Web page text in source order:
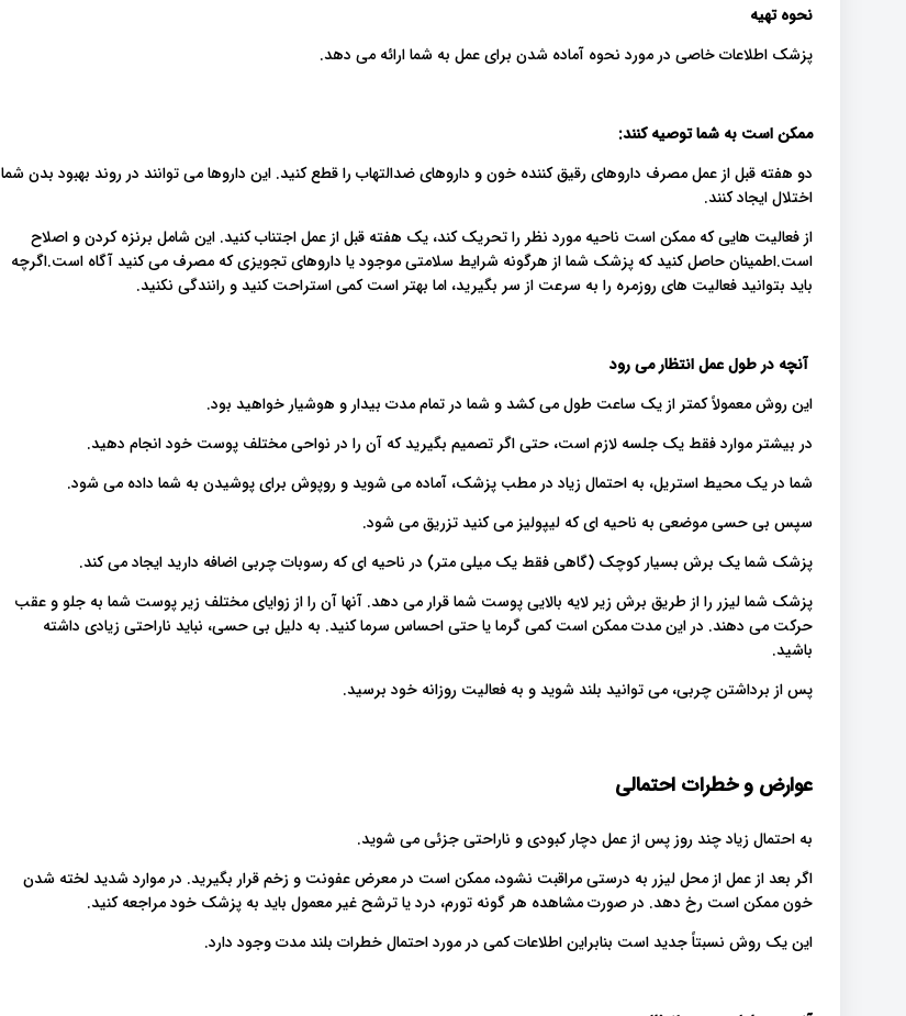
نحوه تهیه
پزشک اطلاعات خاصی در مورد نحوه آماده شدن برای عمل به شما ارائه می دهد.
ممکن است به شما توصیه کنند:
دو هفته قبل از عمل مصرف داروهای رقیق کننده خون و داروهای ضدالتهاب را قطع کنید. این داروها می توانند در روند بهبود بدن شما
اختلال ایجاد کنند.
از فعالیت هایی که ممکن است ناحیه مورد نظر را تحریک کند، یک هفته قبل از عمل اجتناب کنید. این شامل برنزه کردن و اصلاح
است.اطمینان حاصل کنید که پزشک شما از هرگونه شرایط سلامتی موجود یا داروهای تجویزی که مصرف می کنید آگاه است.اگرچه
باید بتوانید فعالیت های روزمره را به سرعت از سر بگیرید، اما بهتر است کمی استراحت کنید و رانندگی نکنید.
آنچه در طول عمل انتظار می رود
این روش معمولاً کمتر از یک ساعت طول می کشد و شما در تمام مدت بیدار و هوشیار خواهید بود.
در بیشتر موارد فقط یک جلسه لازم است، حتی اگر تصمیم بگیرید که آن را در نواحی مختلف پوست خود انجام دهید.
شما در یک محیط استریل، به احتمال زیاد در مطب پزشک، آماده می شوید و روپوش برای پوشیدن به شما داده می شود.
سپس بی حسی موضعی به ناحیه ای که لیپولیز می کنید تزریق می شود.
پزشک شما یک برش بسیار کوچک (گاهی فقط یک میلی متر) در ناحیه ای که رسوبات چربی اضافه دارید ایجاد می کند.
پزشک شما لیزر را از طریق برش زیر لایه بالایی پوست شما قرار می دهد. آنها آن را از زوایای مختلف زیر پوست شما به جلو و عقب
حرکت می دهند. در این مدت ممکن است کمی گرما یا حتی احساس سرما کنید. به دلیل بی حسی، نباید ناراحتی زیادی داشته
باشید.
پس از برداشتن چربی، می توانید بلند شوید و به فعالیت روزانه خود برسید.
عوارض و خطرات احتمالی
به احتمال زیاد چند روز پس از عمل دچار کبودی و ناراحتی جزئی می شوید.
اگر بعد از عمل از محل لیزر به درستی مراقبت نشود، ممکن است در معرض عفونت و زخم قرار بگیرید. در موارد شدید لخته شدن
خون ممکن است رخ دهد. در صورت مشاهده هر گونه تورم، درد یا ترشح غیر معمول باید به پزشک خود مراجعه کنید.
این یک روش نسبتاً جدید است بنابراین اطلاعات کمی در مورد احتمال خطرات بلند مدت وجود دارد.